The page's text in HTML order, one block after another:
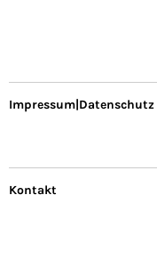
Impressum|Datenschutz
Kontakt